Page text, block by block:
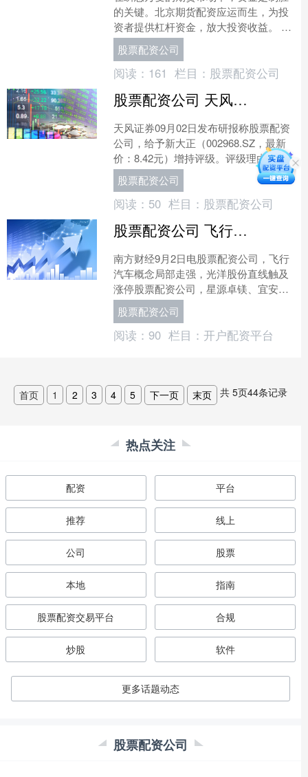
的关键。北京期货配资应运而生，为投
资者提供杠杆资金，放大投资收益。 北
京期货配资平台经过严格监管，资金安
全有保障。投资者只需提....
股票配资公司
阅读： 161 栏目： 股票配资公司
股票配资公司 天风证券给予新大正增持评级，24Q2营收同增14%，多业态稳健发展
天风证券09月02日发布研报称股票配资
公司，给予新大正（002968.SZ，最新
价：8.42元）增持评级。评级理由主要
包括：1）事件：公司发布半年报，
24H1营....
股票配资公司
阅读： 50 栏目： 股票配资公司
股票配资公司 飞行汽车概念局部走强 光洋股份直线触及涨停
南方财经9月2日电股票配资公司，飞行
汽车概念局部走强，光洋股份直线触及
涨停股票配资公司，星源卓镁、宜安科
技、华安鑫创小幅上扬。....
股票配资公司
阅读： 90 栏目： 开户配资平台
首页 1 2 3 4 5 下一页 末页 共5页44条记录
热点关注
配资 平台
推荐 线上
公司 股票
本地 指南
股票配资交易平台 合规
炒股 软件
更多话题动态
股票配资公司